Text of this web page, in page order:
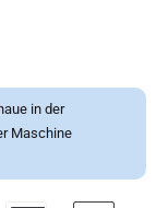
in der
Maschine